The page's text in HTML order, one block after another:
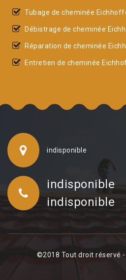
Tubage de cheminée
Débistrage de cheminée
Réparation de cheminée
Entretien de cheminée
indisponible
indisponible
indisponible
©2018 Tout droit réservé -